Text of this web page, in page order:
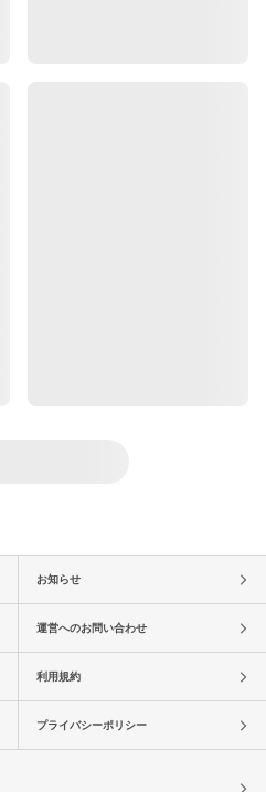
お知らせ
運営へのお問い合わせ
利用規約
プライバシーポリシー